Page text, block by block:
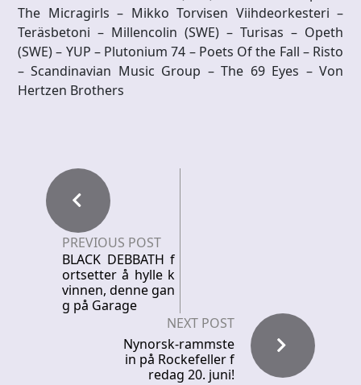
The Micragirls – Mikko Torvisen Viihdeorkesteri –
Teräsbetoni – Millencolin (SWE) – Turisas – Opeth
(SWE) – YUP – Plutonium 74 – Poets Of the Fall – Risto
– Scandinavian Music Group – The 69 Eyes – Von
Hertzen Brothers
PREVIOUS POST
BLACK DEBBATH f
ortsetter å hylle k
vinnen, denne gan
g på Garage
NEXT POST
Nynorsk-rammste
in på Rockefeller f
redag 20. juni!